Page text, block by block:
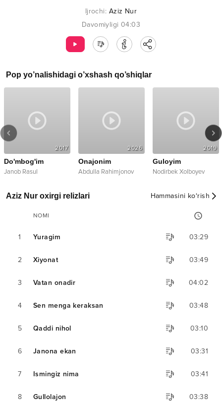
Ijrochi: Aziz Nur
Davomiyligi 04:03
Pop yo’nalishidagi o’xshash qo’shiqlar
2017
Do'mbog'im
Janob Rasul
2026
Onajonim
Abdulla Rahimjonov
2019
Guloyim
Nodirbek Xolboyev
Aziz Nur oxirgi relizlari Hammasini ko‘rish
NOMI
1 Yuragim 03:29
2 Xiyonat 03:49
3 Vatan onadir 04:02
4 Sen menga keraksan 03:48
5 Qaddi nihol 03:10
6 Janona ekan 03:31
7 Ismingiz nima 03:41
8 Gullolajon 03:38